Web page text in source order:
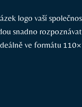
logo vaší
snadno
ve formátu